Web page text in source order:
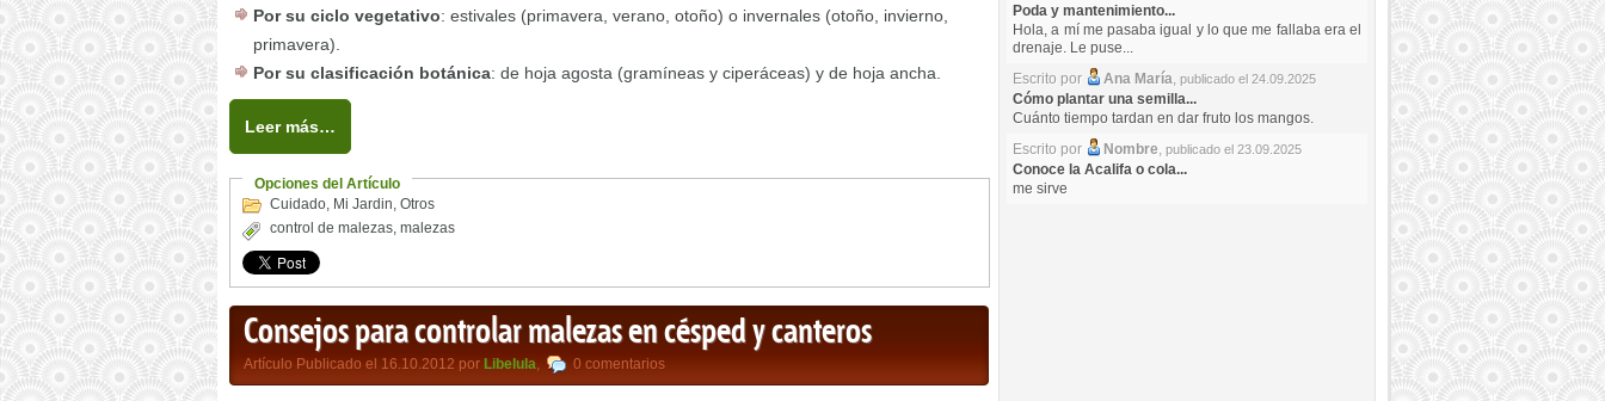
Por su ciclo vegetativo: estivales (primavera, verano, otoño) o invernales (otoño, invierno,
primavera).
Por su clasificación botánica: de hoja agosta (gramíneas y ciperáceas) y de hoja ancha.
Leer más…
Opciones del Artículo
Cuidado, Mi Jardin, Otros
control de malezas, malezas
Consejos para controlar malezas en césped y canteros
Artículo Publicado el 16.10.2012 por Libelula, 0 comentarios
Poda y mantenimiento...
Hola, a mí me pasaba igual y lo que me fallaba era el
drenaje. Le puse...
Escrito por
Ana María, publicado el 24.09.2025
Cómo plantar una semilla...
Cuánto tiempo tardan en dar fruto los mangos.
Escrito por
Nombre, publicado el 23.09.2025
Conoce la Acalifa o cola...
me sirve